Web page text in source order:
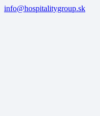
info@hospitalitygroup.sk